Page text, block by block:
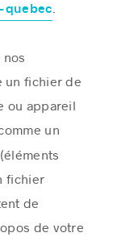
un fichier de
ou appareil
un
fichier
de
de votre